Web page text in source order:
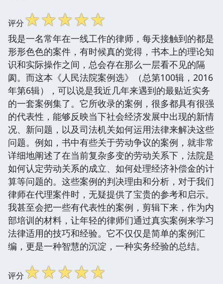
评分☆☆☆☆☆
我是一名常年在一线工作的律师，每天接触到的都是
形形色色的案件，有时候真的觉得，书本上的理论知
识和实际操作之间，总会存在那么一层看不见的隔
阂。而这本《人民法院案例选》（总第100辑，2016
年第6辑），可以说是我近几年来遇到的最贴近实务
的一套案例集了。它所收录的案例，很多都具有很强
的代表性，能够反映当下社会经济发展中出现的新情
况、新问题，以及司法机关如何运用法律来解决这些
问题。例如，书中有些关于劳动争议的案例，就非常
详细地阐述了在当前复杂多变的劳动关系下，法院是
如何认定劳动关系的成立、如何处理经济补偿金的计
算等问题的。这些案例的判决理由和分析，对于我们
律师在代理案件时，无疑提供了宝贵的参考和启示。
我甚至会把一些有代表性的案例，剪辑下来，作为内
部培训的材料，让年轻的律师们通过真实案例来学习
法律适用的技巧和经验。它不仅仅是简单的案例汇
编，更是一种智慧的沉淀，一种实务经验的总结。
评分☆☆☆☆☆